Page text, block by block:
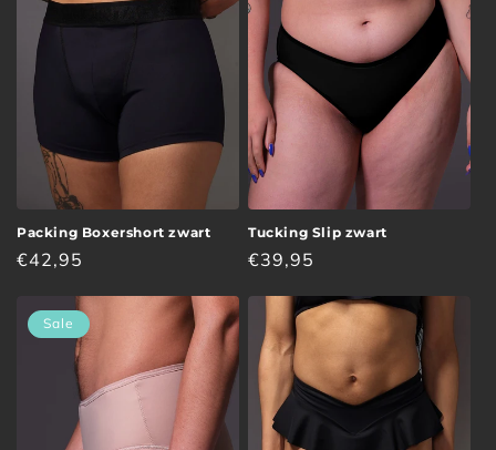
e
Packing Boxershort zwart
Normale
€42,95
Tucking Slip zwart
Normale
€39,95
Sale